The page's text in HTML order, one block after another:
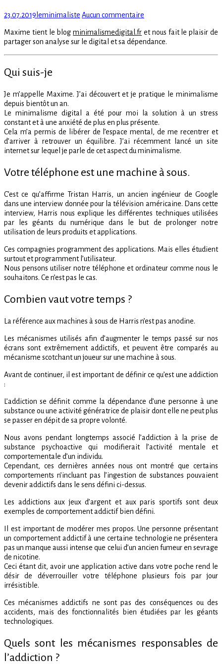
Posted
23.07.2019 Author
leminimaliste Aucun commentaire
téléphone
est
Par
Maxime
Maxime tient le blogminimalismedigital.fr et nous fait le plaisir de
partager son analyse sur le digital et sa dépendance.
Qui suis-je
Je m’appelle Maxime. J’ai découvert et je pratique le minimalisme
depuis bientôt un an.
Le minimalisme digital a été pour moi la solution à un stress
constant et à une anxiété de plus en plus présente.
Cela m’a permis de libérer de l’espace mental, de me recentrer et
d’arriver à retrouver un équilibre. J’ai récemment lancé un site
internet sur lequel je parle de cet aspect du minimalisme.
Votre téléphone est une machine à sous.
C’est ce qu’affirme Tristan Harris, un ancien ingénieur de Google
dans une interview donnée pour la télévision américaine. Dans cette
interview, Harris nous explique les différentes techniques utilisées
par les géants du numérique dans le but de prolonger notre
utilisation de leurs produits et applications.
Ces compagnies programment des applications. Mais elles étudient
surtout et programment l’utilisateur.
Nous pensons utiliser notre téléphone et ordinateur comme nous le
souhaitons. Ce n’est pas le cas.
Combien vaut votre temps ?
La référence aux machines à sous de Harris n’est pas anodine.
Les mécanismes utilisés afin d’augmenter le temps passé sur nos
écrans sont extrêmement addictifs, et peuvent être comparés au
mécanisme scotchant un joueur sur une machine à sous.
Avant de continuer, il est important de définir ce qu’est une addiction
:
L’addiction se définit comme la dépendance d’une personne à une
substance ou une activité génératrice de plaisir dont elle ne peut plus
se passer en dépit de sa propre volonté.
Nous avons pendant longtemps associé l’addiction à la prise de
substance psychoactive qui modifierait l’activité mentale et
comportementale d’un individu.
Cependant, ces dernières années nous ont montré que certains
comportements n’incluant pas l’ingestion de substances pouvaient
devenir addictifs dans le sens défini ci-dessus.
Les addictions aux jeux d’argent et aux paris sportifs sont deux
exemples de comportement addictif bien défini.
Il est important de modérer mes propos. Une personne présentant
un comportement addictif à une certaine technologie ne présentera
pas un manque aussi intense que celui d’un ancien fumeur en sevrage
de nicotine.
Ceci étant dit, avoir une application active dans votre poche rend le
désir de déverrouiller votre téléphone plusieurs fois par jour
irrésistible.
Ces mécanismes addictifs ne sont pas des conséquences ou des
accidents, mais des fonctionnalités bien étudiées par les géants
technologiques.
Quels sont les mécanismes responsables de
l’addiction ?